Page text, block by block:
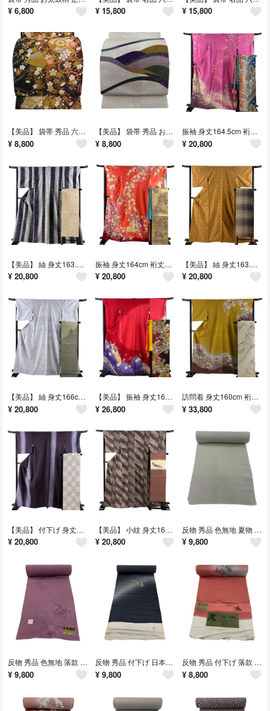
¥ 6,800 ¥ 15,800 ¥ 15,800
【美品】 袋帯 秀品 六通 正絹 【中古】
¥ 8,800
【美品】 袋帯 秀品 お太鼓柄 正絹 【中古】
¥ 8,800
振袖 身丈164.5cm 裄丈66.5cm 正絹 秀品 【中古】
¥ 20,800
【美品】 紬 身丈163.5cm 裄丈65cm 正絹 秀品 【中古】
¥ 20,800
振袖 身丈164cm 裄丈67.5cm 正絹 秀品 【中古】
¥ 20,800
【美品】 紬 身丈163.5cm 裄丈63cm 正絹 秀品 【中古】
¥ 20,800
【美品】 紬 身丈166cm 裄丈67.5cm 正絹 秀品 【中古】
¥ 20,800
【美品】 振袖 身丈168cm 裄丈69cm 正絹 名品 【中古】
¥ 26,800
訪問着 身丈160cm 裄丈64cm 正絹 名品 【中古】
¥ 33,800
【美品】 付下げ 身丈163.5cm 裄丈68cm 正絹 秀品 【中古】
¥ 20,800
【美品】 小紋 身丈166.5cm 裄丈67.5cm 正絹 秀品 【中古】
¥ 20,800
反物 秀品 色無地 夏物 絽 灰緑 正絹 【中古】
¥ 9,800
反物 秀品 色無地 落款 地紋 灰紫 正絹 【中古】
¥ 9,800
反物 秀品 付下げ 日本橋 人物 ぼかし 黒灰 正絹 【中古】
¥ 9,800
反物 秀品 付下げ 落款 雪輪 牡丹 漆箔 ぼかし 濃ピンク 正絹 【中古】
¥ 8,800